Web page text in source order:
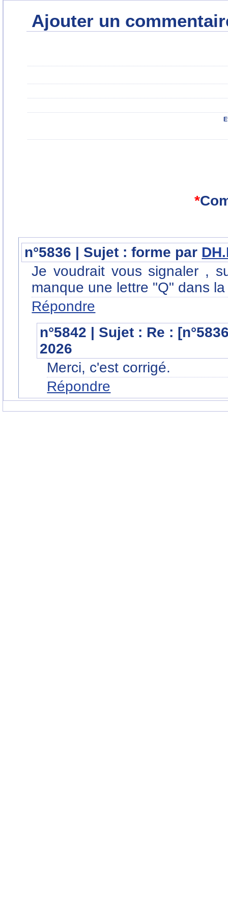
Ajouter un
*
n°5836 | Sujet : forme par
Je voudrait vous signaler ,
manque une lettre "Q" dans
Répondre
n°5842 | Sujet : Re :
2026
Merci, c'est corrigé.
Répondre